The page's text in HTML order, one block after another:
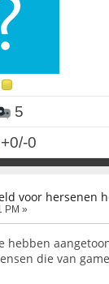
5
+0/-0
voor hersenen
PM »
hebben
die van